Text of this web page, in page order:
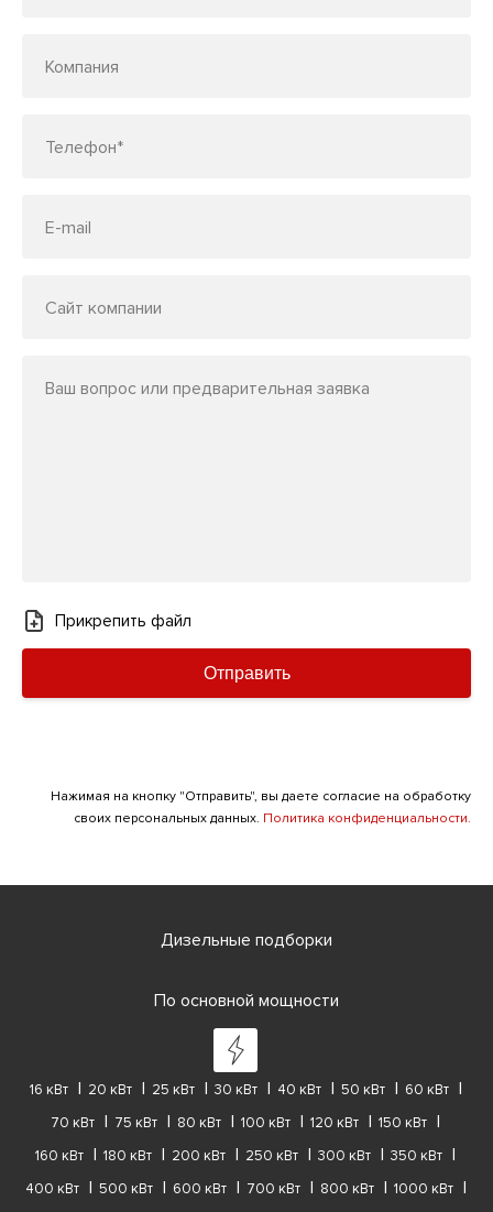
Компания
Телефон*
E-mail
Сайт компании
Ваш вопрос или предварительная заявка
Прикрепить файл
Отправить
Нажимая на кнопку "Отправить", вы даете согласие на обработку
своих персональных данных. Политика конфиденциальности.
Дизельные подборки
По основной мощности
16 кВт 20 кВт 25 кВт 30 кВт 40 кВт 50 кВт
60 кВт
70 кВт
75 кВт 80 кВт 100 кВт 120 кВт
150 кВт
160 кВт
180 кВт 200 кВт 250 кВт 300 кВт
350 кВт
400 кВт
500 кВт 600 кВт 700 кВт 800 кВт
1000 кВт